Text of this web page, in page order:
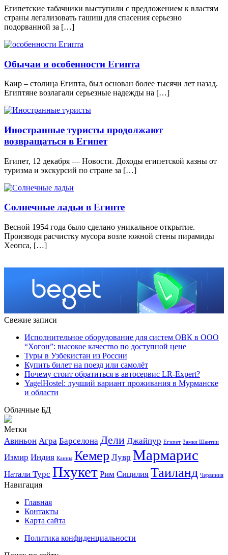
Египетские табачники выступили с предложением к властям
страны легализовать гашиш для спасения серьезно
подорванной за […]
Обычаи и особенности Египта
Каир – столица Египта, был основан более тысячи лет назад.
Египтяне возлагали серьезные надежды на […]
Иностранные туристы продолжают
возвращаться в Египет
Египет, 12 декабря — Новости. Доходы египетской казны от
туризма и экскурсий по стране за […]
Солнечные ладьи в Египте
Весной 1954 года было сделано уникальное открытие.
Производя расчистку мусора возле южной стены пирамиды
Хеопса, […]
Свежие записи
Исполнительное оборудование для систем ОВК в ООО
“Хогон”: высокое качество по доступной цене
Туры в Узбекистан из России
Купить билет на поезд или самолёт
Почему стоит обратиться в автосервис LR-Expert?
YagelHostel: лучший вариант проживания в Мурманске
и области
Облачные БД
Метки
Авиньон Агра Барселона Дели Джайпур Египет Замки Шантии
Измир Индия Канны Кемер Лувр Мармарис
Натали Турс Пхукет Рим Сицилия Таиланд Червиния
Навигация
Главная
Контакты
Карта сайта
Политика конфиденциальности